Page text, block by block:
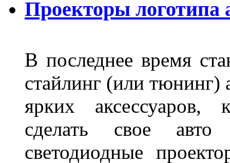
Проекторы логотипа
В последнее время
стайлинг (или тюнинг)
ярких аксессуаров,
сделать свое
светодиодные